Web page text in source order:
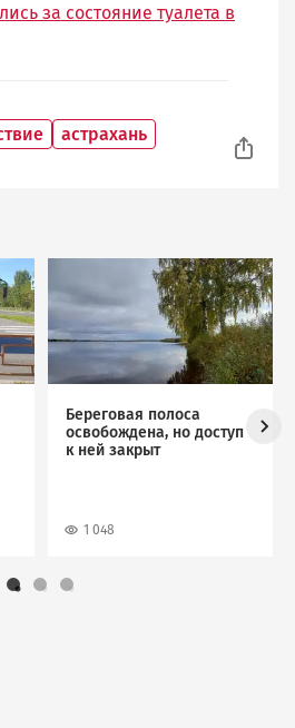
за состояние туалета в
астрахань
Береговая полоса
освобождена, но доступ
к ней закрыт
1 048